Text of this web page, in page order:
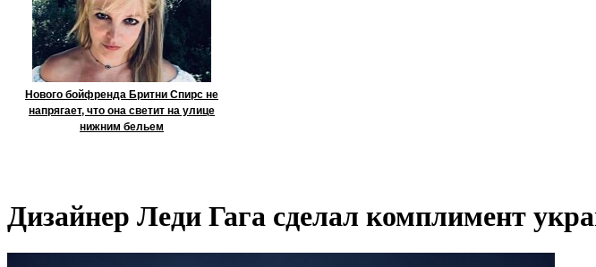
Нового бойфренда Бритни Спирс не
напрягает, что она светит на улице
нижним бельем
Дизайнер Леди Гага сделал комплимент